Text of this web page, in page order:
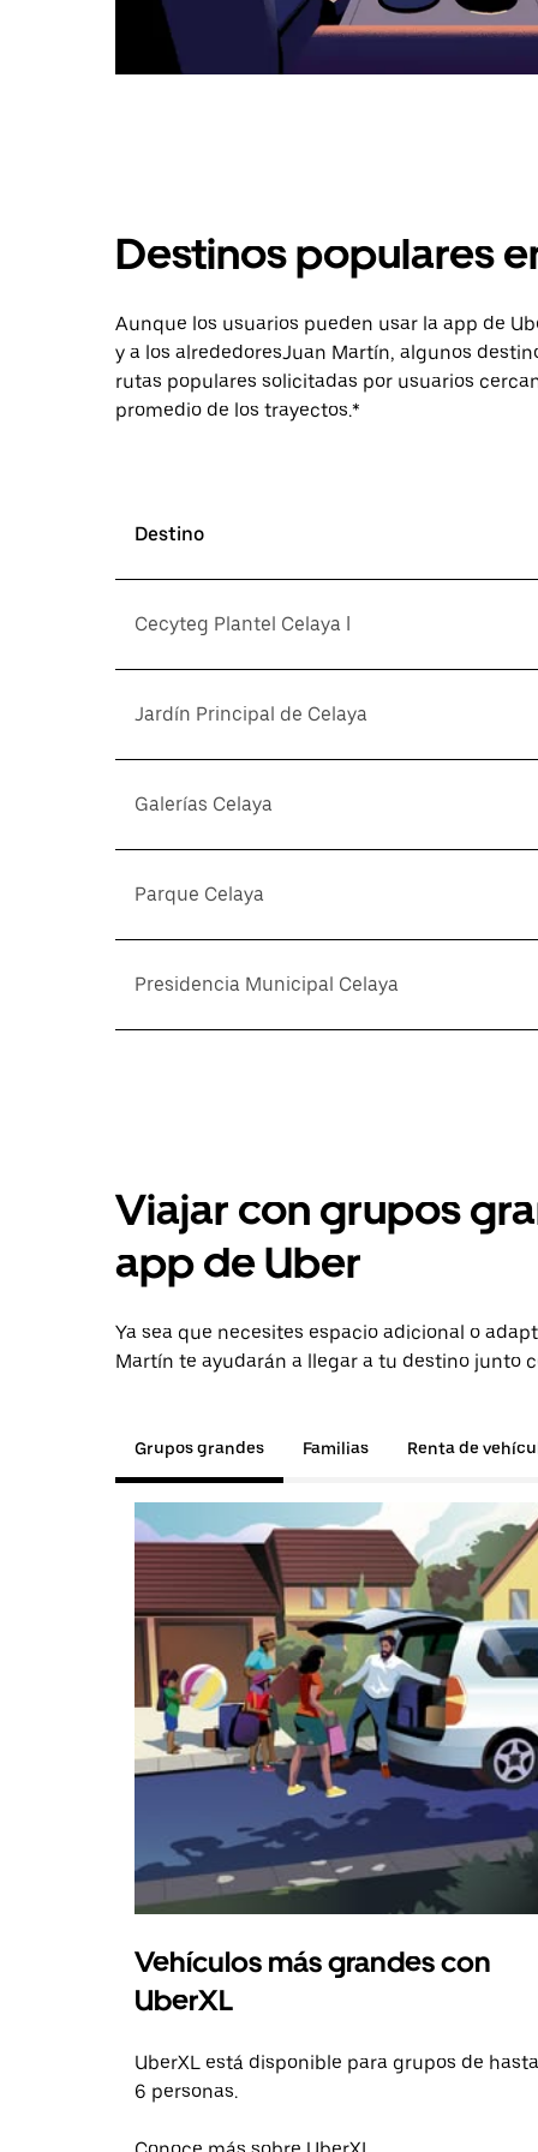
Destinos populares
Aunque los usuarios pueden usar la app de
y a los alrededoresJuan Martín, algunos
rutas populares solicitadas por usuarios
promedio de los trayectos.*
Destino
Cecyteg Plantel Celaya I
Jardín Principal de Celaya
Galerías Celaya
Parque Celaya
Presidencia Municipal Celaya
Viajar con grupos
app de Uber
Ya sea que necesites espacio adicional o
Martín te ayudarán a llegar a tu destino junto
Grupos grandes Familias Renta de
Vehículos más grandes con
UberXL
UberXL está disponible para grupos de hasta
6 personas.